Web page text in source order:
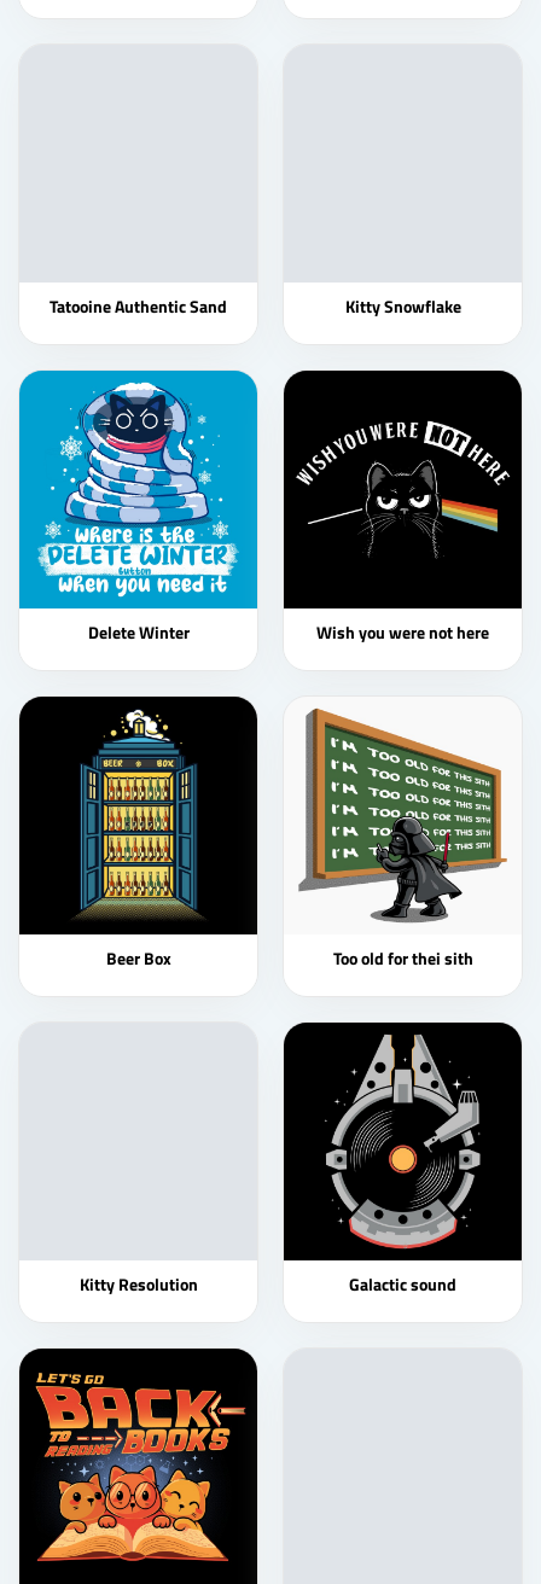
Tatooine Authentic Sand Kitty Snowflake
Delete Winter Wish you were not here
Beer Box Too old for thei sith
Kitty Resolution Galactic sound